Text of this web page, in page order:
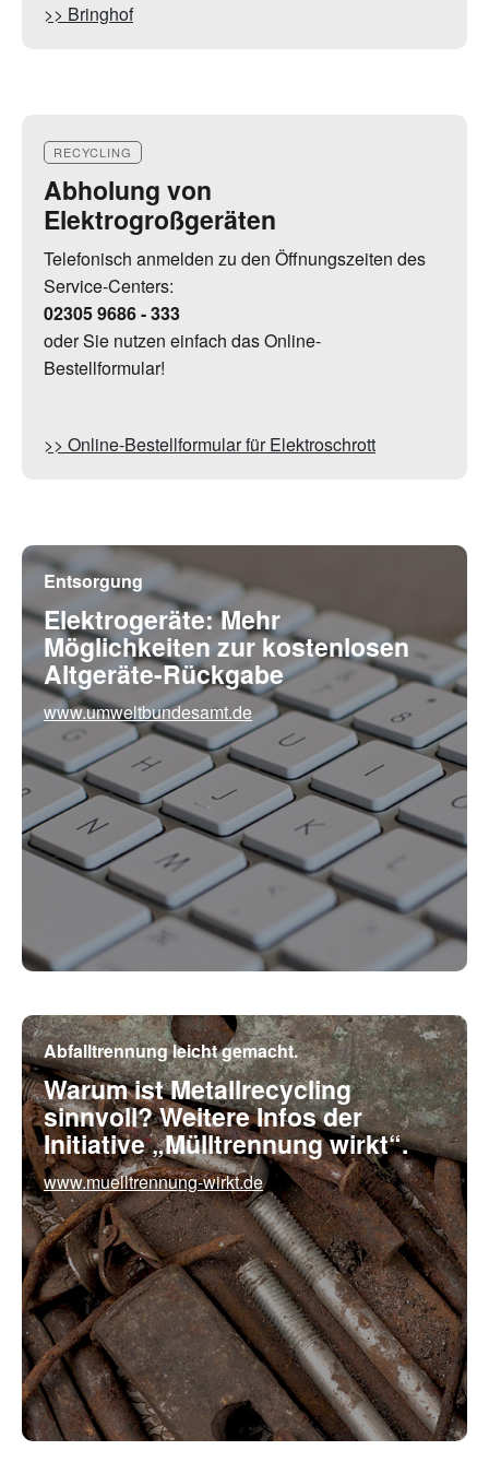
>> Bringhof
RECYCLING
Abholung von
Elektrogroßgeräten
Telefonisch anmelden zu den Öffnungszeiten des
Service-Centers:
02305 9686 - 333
oder Sie nutzen einfach das Online-
Bestellformular!
>> Online-Bestellformular für Elektroschrott
Entsorgung
Elektrogeräte: Mehr
Möglichkeiten zur kostenlosen
Altgeräte-Rückgabe
www.umweltbundesamt.de
Abfalltrennung leicht gemacht.
Warum ist Metallrecycling
sinnvoll? Weitere Infos der
Initiative „Mülltrennung wirkt“.
www.muelltrennung-wirkt.de